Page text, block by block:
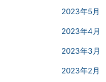
2023年5月
2023年4月
2023年3月
2023年2月